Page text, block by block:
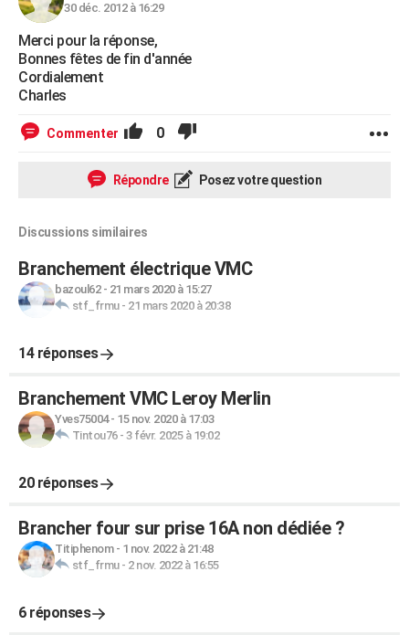
30 déc. 2012 à 16:29
Merci pour la réponse,
Bonnes fêtes de fin d'année
Cordialement
Charles
Commenter 0
Répondre Posez votre question
Discussions similaires
Branchement électrique VMC
bazoul62- 21 mars 2020 à 15:27
stf_frmu- 21 mars 2020 à 20:38
14 réponses
Branchement VMC Leroy Merlin
Yves75004- 15 nov. 2020 à 17:03
Tintou76- 3 févr. 2025 à 19:02
20 réponses
Brancher four sur prise 16A non dédiée ?
Titiphenom- 1 nov. 2022 à 21:48
stf_frmu- 2 nov. 2022 à 16:55
6 réponses